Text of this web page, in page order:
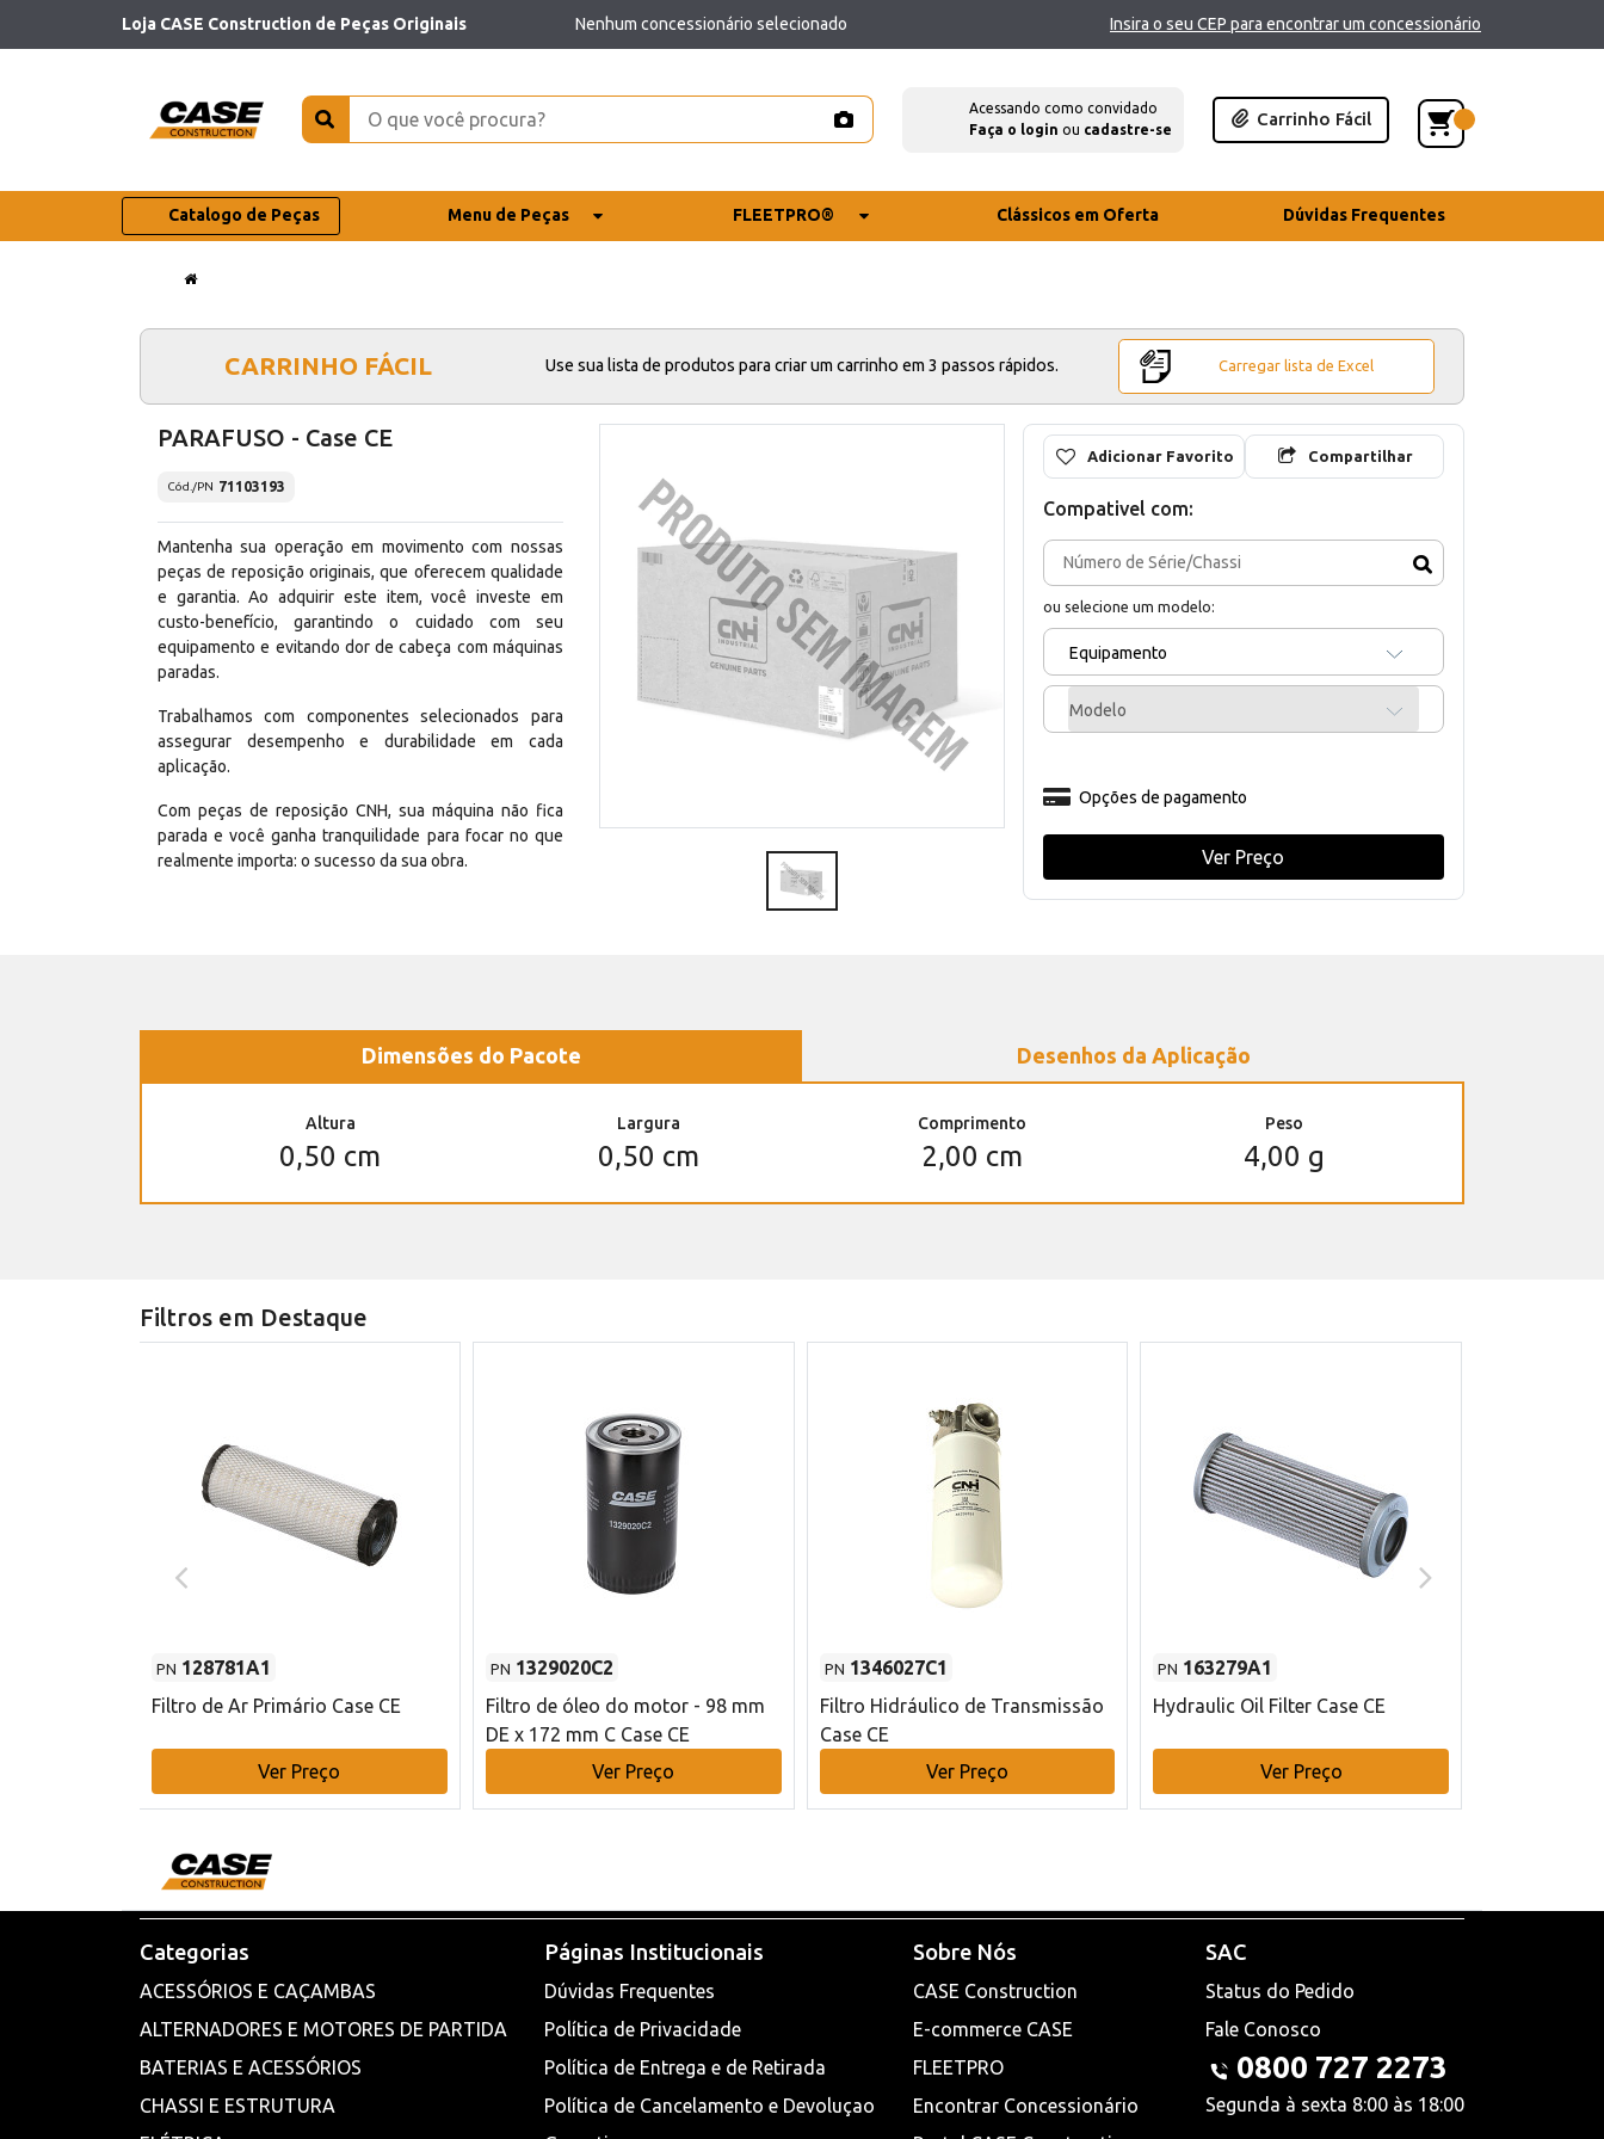
Loja CASE Construction de Peças Originais Nenhum concessionário selecionado Insira o seu CEP para encontrar um concessionário
Acessando como convidado
Faça o login ou cadastre-se
Carrinho Fácil
Catalogo de Peças Menu de Peças FLEETPRO® Clássicos em Oferta Dúvidas Frequentes
CARRINHO FÁCIL Use sua lista de produtos para criar um carrinho em 3 passos rápidos. Carregar lista de Excel
PARAFUSO - Case CE
Cód./PN 71103193
Mantenha sua operação em movimento com nossas
peças de reposição originais, que oferecem qualidade
e garantia. Ao adquirir este item, você investe em
custo-benefício, garantindo o cuidado com seu
equipamento e evitando dor de cabeça com máquinas
paradas.
Trabalhamos com componentes selecionados para
assegurar desempenho e durabilidade em cada
aplicação.
Com peças de reposição CNH, sua máquina não fica
parada e você ganha tranquilidade para focar no que
realmente importa: o sucesso da sua obra.
Adicionar Favorito Compartilhar
Compativel com:
ou selecione um modelo:
Equipamento
Modelo
Opções de pagamento
Ver Preço
Dimensões do Pacote Desenhos da Aplicação
Altura
0,50 cm
Largura
0,50 cm
Comprimento
2,00 cm
Peso
4,00 g
Filtros em Destaque
PN 128781A1
Filtro de Ar Primário Case CE
Ver Preço
PN 1329020C2
Filtro de óleo do motor - 98 mm
DE x 172 mm C Case CE
Ver Preço
PN 1346027C1
Filtro Hidráulico de Transmissão
Case CE
Ver Preço
PN 163279A1
Hydraulic Oil Filter Case CE
Ver Preço
Categorias
ACESSÓRIOS E CAÇAMBAS
ALTERNADORES E MOTORES DE PARTIDA
BATERIAS E ACESSÓRIOS
CHASSI E ESTRUTURA
Páginas Institucionais
Dúvidas Frequentes
Política de Privacidade
Política de Entrega e de Retirada
Política de Cancelamento e Devoluçao
Sobre Nós
CASE Construction
E-commerce CASE
FLEETPRO
Encontrar Concessionário
SAC
Status do Pedido
Fale Conosco
0800 727 2273
Segunda à sexta 8:00 às 18:00